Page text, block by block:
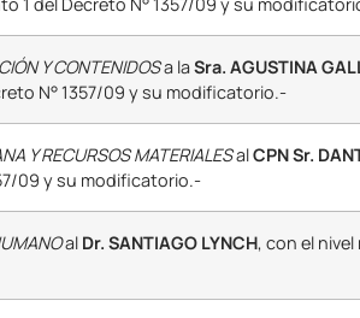
1 del Decreto N° 1357/09 y su
Y CONTENIDOSa laSra. AGUSTINA
N° 1357/09 y su modificatorio.-
Y RECURSOS MATERIALESalCPN Sr.
09 y su modificatorio.-
al Dr. SANTIAGO LYNCH, con el